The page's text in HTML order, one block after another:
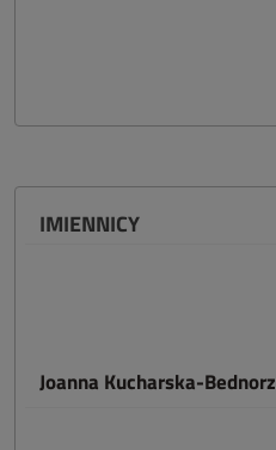
IMIENNICY
Joanna Kucharska-Bednorz